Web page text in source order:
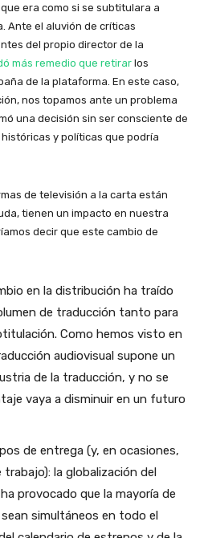
era como si se subtitulara a
Ante el aluvión de críticas
del propio director de la
más remedio que retirar los
de la plataforma. En este caso,
nos topamos ante un problema
una decisión sin ser consciente de
y políticas que podría
de televisión a la carta están
tienen un impacto en nuestra
decir que este cambio de
en la distribución ha traído
de traducción tanto para
Como hemos visto en
audiovisual supone un
de la traducción, y no se
vaya a disminuir en un futuro
de entrega (y, en ocasiones,
la globalización del
provocado que la mayoría de
simultáneos en todo el